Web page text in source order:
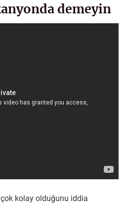
demeyin
çok kolay olduğunu iddia